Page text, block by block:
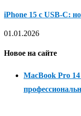
iPhone 15 с USB-C:
01.01.2026
Новое на сайте
MacBook Pro